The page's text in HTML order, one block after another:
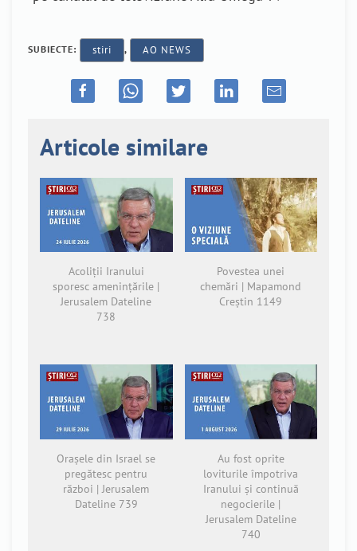
SUBIECTE: stiri , AO NEWS
Articole similare
Acoliții Iranului
sporesc amenințările |
Jerusalem Dateline
738
Povestea unei
chemări | Mapamond
Creștin 1149
Orașele din Israel se
pregătesc pentru
război | Jerusalem
Dateline 739
Au fost oprite
loviturile împotriva
Iranului și continuă
negocierile |
Jerusalem Dateline
740